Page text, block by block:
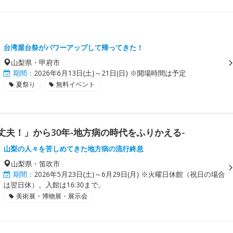
台湾屋台祭がパワーアップして帰ってきた！
山梨県・甲府市
期間： 2026年6月13日(土)～21日(日) ※開場時間は予定
夏祭り 無料イベント
夫！」から30年-地方病の時代をふりかえる-
山梨の人々を苦しめてきた地方病の流行終息
山梨県・笛吹市
期間： 2026年5月23日(土)～6月29日(月) ※火曜日休館（祝日の場合
は翌日休）。入館は16:30まで。
美術展・博物展・展示会